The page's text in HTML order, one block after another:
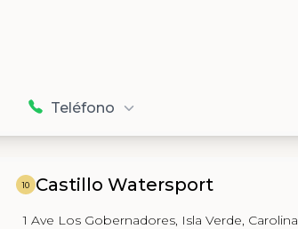
Teléfono
10 Castillo Watersport
1 Ave Los Gobernadores, Isla Verde, Carolina